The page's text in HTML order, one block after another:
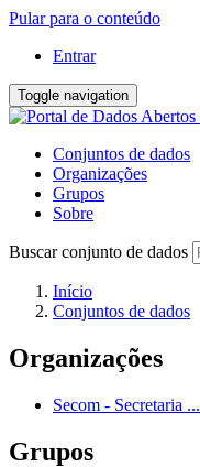
Pular para o conteúdo
Entrar
Toggle navigation
Conjuntos de dados
Organizações
Grupos
Sobre
Buscar conjunto de dados
Início
Conjuntos de dados
Organizações
Secom - Secretaria ...
Grupos